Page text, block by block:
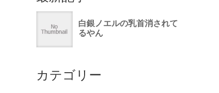
カテゴリー